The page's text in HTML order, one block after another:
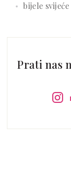
bijele svijeće
Prati nas